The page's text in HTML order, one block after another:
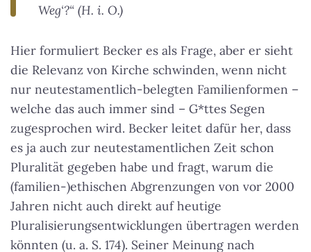
Weg‘?“ (H. i. O.)
Hier formuliert Becker es als Frage, aber er sieht
die Relevanz von Kirche schwinden, wenn nicht
nur neutestamentlich-belegten Familienformen –
welche das auch immer sind – G*ttes Segen
zugesprochen wird. Becker leitet dafür her, dass
es ja auch zur neutestamentlichen Zeit schon
Pluralität gegeben habe und fragt, warum die
(familien-)ethischen Abgrenzungen von vor 2000
Jahren nicht auch direkt auf heutige
Pluralisierungsentwicklungen übertragen werden
könnten (u. a. S. 174). Seiner Meinung nach